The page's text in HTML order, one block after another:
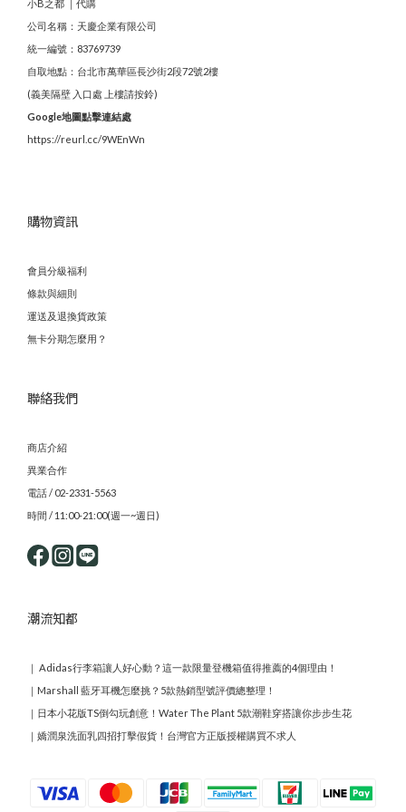
小B之都 ｜代購
公司名稱：天慶企業有限公司
統一編號：83769739
自取地點：台北市萬華區長沙街2段72號2樓
(義美隔壁 入口處 上樓請按鈴)
Google地圖點擊連結處
https://reurl.cc/9WEnWn
購物資訊
會員分級福利
條款與細則
運送及退換貨政策
無卡分期怎麼用？
聯絡我們
商店介紹
異業合作
電話 / 02-2331-5563
時間 / 11:00-21:00(週一~週日)
潮流知都
｜ Adidas行李箱讓人好心動？這一款限量登機箱值得推薦的4個理由！
｜ Marshall 藍牙耳機怎麼挑？5款熱銷型號評價總整理！
｜ 日本小花版TS倒勾玩創意！Water The Plant 5款潮鞋穿搭讓你步步生花
｜ 嬌潤泉洗面乳四招打擊假貨！台灣官方正版授權購買不求人